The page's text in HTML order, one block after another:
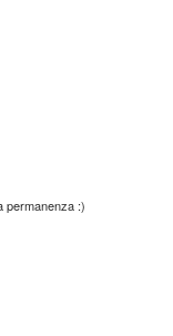
permanenza :)